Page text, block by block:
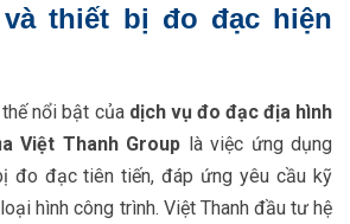
thiết bị đo đạc hiện
nổi bật của dịch vụ đo đạc địa hình
Việt Thanh Group là việc ứng dụng
đo đạc tiên tiến, đáp ứng yêu cầu kỹ
hình công trình. Việt Thanh đầu tư hệ